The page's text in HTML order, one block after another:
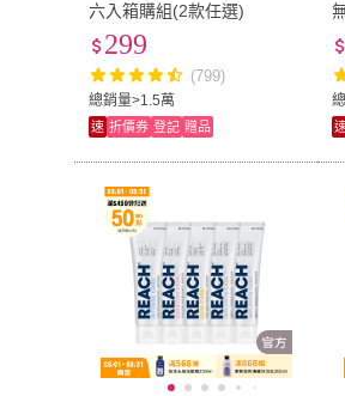
六入箱購組(2款任選)
總銷量>1.5萬
299
(799)
速 折價券 登記 贈品